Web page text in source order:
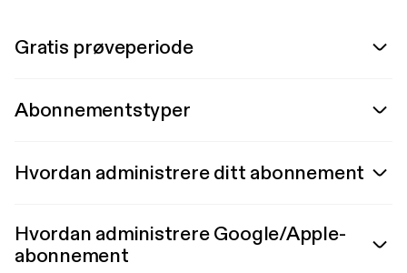
Gratis prøveperiode
Abonnementstyper
Hvordan administrere ditt abonnement
Hvordan administrere Google/Apple-
abonnement